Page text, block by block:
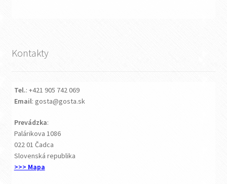
Kontakty
Tel.: +421 905 742 069
Email: gosta@gosta.sk
Prevádzka:
Palárikova 1086
022 01 Čadca
Slovenská republika
>>> Mapa